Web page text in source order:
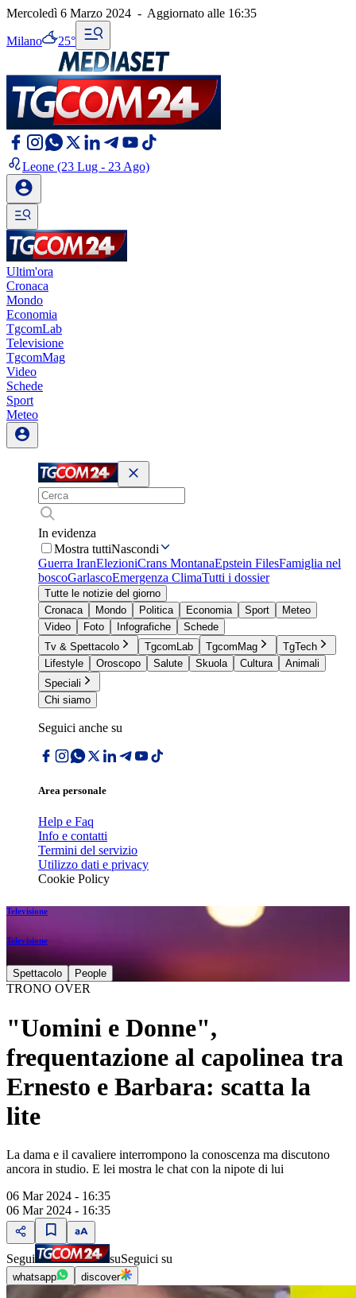
Mercoledì 6 Marzo 2024 - Aggiornato alle 16:35
Milano 25°
Leone (23 Lug - 23 Ago)
Ultim'ora
Cronaca
Mondo
Economia
TgcomLab
Televisione
TgcomMag
Video
Schede
Sport
Meteo
In evidenza
Mostra tuttiNascondi
Guerra IranElezioniCrans MontanaEpstein FilesFamiglia nel
boscoGarlascoEmergenza ClimaTutti i dossier
Tutte le notizie del giorno
Cronaca
Mondo Politica Economia Sport
Meteo
Video
Foto Infografiche
Schede
Tv & Spettacolo
TgcomLab TgcomMag
TgTech
Lifestyle
Oroscopo Salute Skuola Cultura
Animali
Speciali
Chi siamo
Seguici anche su
Area personale
Help e Faq
Info e contatti
Termini del servizio
Utilizzo dati e privacy
Cookie Policy
Televisione
Televisione
Spettacolo People
TRONO OVER
"Uomini e Donne",
frequentazione al capolinea tra
Ernesto e Barbara: scatta la
lite
La dama e il cavaliere interrompono la conoscenza ma discutono
ancora in studio. E lei mostra le chat con la nipote di lui
06 Mar 2024 - 16:35
06 Mar 2024 - 16:35
Segui suSeguici su
whatsapp discover